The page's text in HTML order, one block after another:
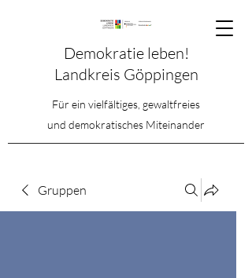
Demokratie leben!
Landkreis Göppingen
Für ein vielfältiges, gewaltfreies
und demokratisches Miteinander
Gruppen